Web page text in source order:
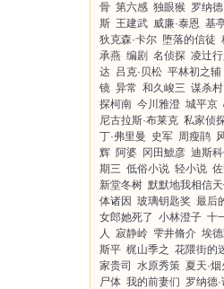
骨 第六感 独眼猴 罗纳德
斯 王建武 威廉·泰恩 基
狄克森·卡尔 堕落的信徒
承燕 编剧 名侦探 凌辻行
达 吕克·贝松 平林初之辅
镜 异常 和久峻三 谋杀村
探柯南 今川雅澄 城平京
尼古拉斯·布莱克 私家侦
丁·弗里曼 史军 周瘦鹃
辉 阿婆 冈田鯱彦 迪斯
期三 低俗小说 轻小说
新堂冬树 默默地我相信
体诸因 玻璃钥匙奖 最后
女郎她死了 小林澄子 十
人 寂静岭 雫井脩介 埃
斯平 梶山季之 花隈街的
家贵司
水原秀策 夏天·烟
尸体 我的前妻们 罗纳德